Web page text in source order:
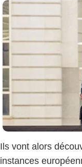
Ils vont alors
instances